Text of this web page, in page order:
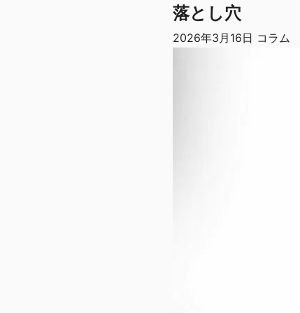
落とし穴
2026年3月16日 コラム